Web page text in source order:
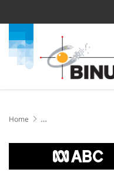
Home
Manusia